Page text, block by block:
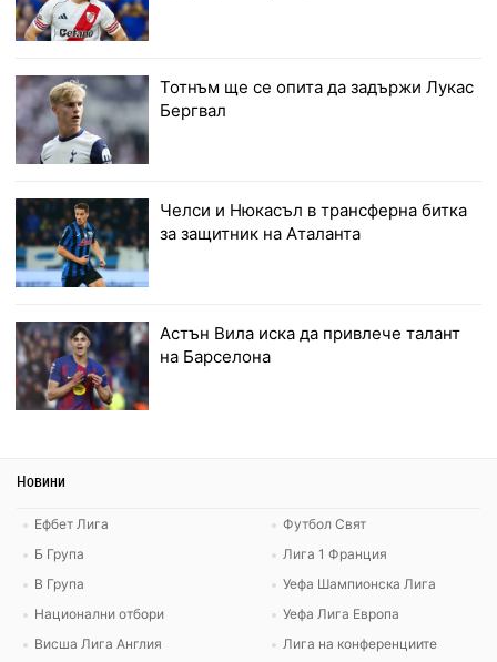
Тотнъм ще се опита да задържи Лукас
Бергвал
Челси и Нюкасъл в трансферна битка
за защитник на Аталанта
Астън Вила иска да привлече талант
на Барселона
Новини
Ефбет Лига
Б Група
В Група
Национални отбори
Висша Лига Англия
Футбол Свят
Лига 1 Франция
Уефа Шампионска Лига
Уефа Лига Европа
Лига на конференциите